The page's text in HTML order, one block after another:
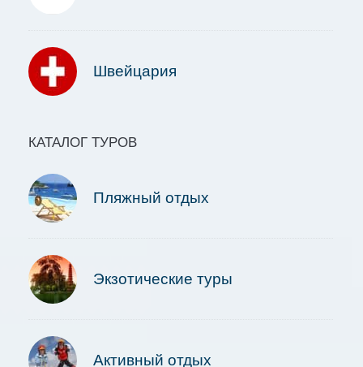
Швейцария
КАТАЛОГ ТУРОВ
Пляжный отдых
Экзотические туры
Активный отдых